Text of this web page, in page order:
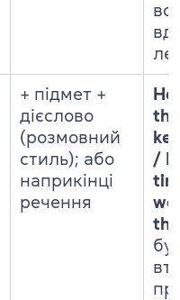
+ підмет +
дієслово
(розмовний
стиль); або
наприкінці
речення
/